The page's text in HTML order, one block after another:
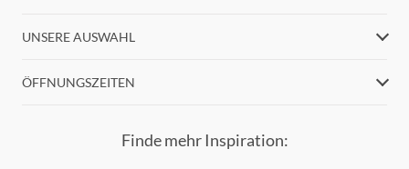
UNSERE AUSWAHL
ÖFFNUNGSZEITEN
Finde mehr Inspiration: